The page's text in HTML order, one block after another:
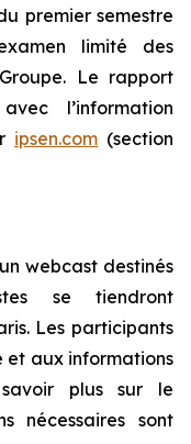
premier semestre
limité des
Le rapport
l’information
ipsen.com (section
webcast destinés
se tiendront
Les participants
et aux informations
plus sur le
nécessaires sont